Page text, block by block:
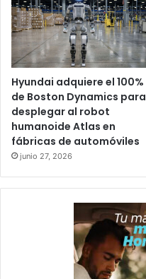
Hyundai adquiere el 100%
de Boston Dynamics para
desplegar al robot
humanoide Atlas en
fábricas de automóviles
junio 27, 2026